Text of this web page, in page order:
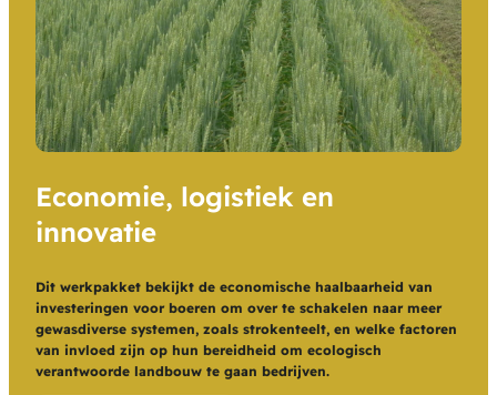
Economie, logistiek en
innovatie
Dit werkpakket bekijkt de economische haalbaarheid van
investeringen voor boeren om over te schakelen naar meer
gewasdiverse systemen, zoals strokenteelt, en welke factoren
van invloed zijn op hun bereidheid om ecologisch
verantwoorde landbouw te gaan bedrijven.